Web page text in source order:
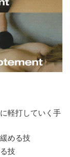
軽打していく手
める技
技